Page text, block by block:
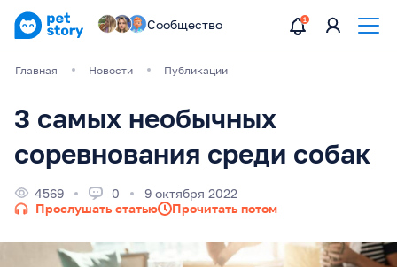
Сообщество
Главная Новости Публикации
3 самых необычных
соревнования среди собак
4569 0
9 октября 2022
Прослушать статью
Прочитать потом